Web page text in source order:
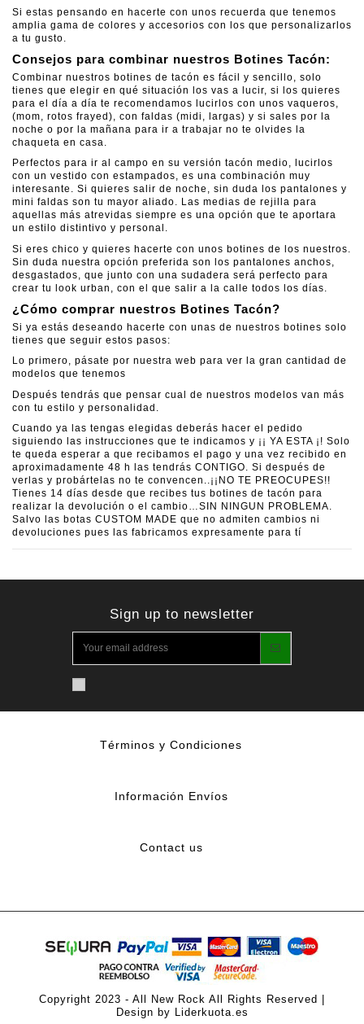
Si estas pensando en hacerte con unos recuerda que tenemos
amplia gama de colores y accesorios con los que personalizarlos
a tu gusto.
Consejos para combinar nuestros Botines Tacón:
Combinar nuestros botines de tacón es fácil y sencillo, solo
tienes que elegir en qué situación los vas a lucir, si los quieres
para el día a día te recomendamos lucirlos con unos vaqueros,
(mom, rotos frayed), con faldas (midi, largas) y si sales por la
noche o por la mañana para ir a trabajar no te olvides la
chaqueta en casa.
Perfectos para ir al campo en su versión tacón medio, lucirlos
con un vestido con estampados, es una combinación muy
interesante. Si quieres salir de noche, sin duda los pantalones y
mini faldas son tu mayor aliado. Las medias de rejilla para
aquellas más atrevidas siempre es una opción que te aportara
un estilo distintivo y personal.
Si eres chico y quieres hacerte con unos botines de los nuestros.
Sin duda nuestra opción preferida son los pantalones anchos,
desgastados, que junto con una sudadera será perfecto para
crear tu look urban, con el que salir a la calle todos los días.
¿Cómo comprar nuestros Botines Tacón?
Si ya estás deseando hacerte con unas de nuestros botines solo
tienes que seguir estos pasos:
Lo primero, pásate por nuestra web para ver la gran cantidad de
modelos que tenemos
Después tendrás que pensar cual de nuestros modelos van más
con tu estilo y personalidad.
Cuando ya las tengas elegidas deberás hacer el pedido
siguiendo las instrucciones que te indicamos y ¡¡ YA ESTA ¡! Solo
te queda esperar a que recibamos el pago y una vez recibido en
aproximadamente 48 h las tendrás CONTIGO. Si después de
verlas y probártelas no te convencen..¡¡NO TE PREOCUPES!!
Tienes 14 días desde que recibes tus botines de tacón para
realizar la devolución o el cambio…SIN NINGUN PROBLEMA.
Salvo las botas CUSTOM MADE que no admiten cambios ni
devoluciones pues las fabricamos expresamente para tí
Sign up to newsletter
Términos y Condiciones
Información Envíos
Contact us
Copyright 2023 - All New Rock All Rights Reserved |
Design by Liderkuota.es